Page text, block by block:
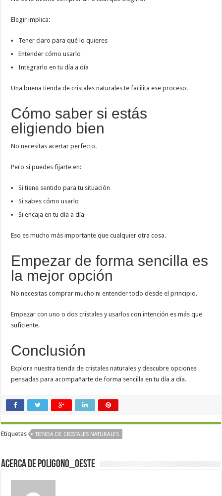
Elegir implica:
Tener claro para qué lo quieres
Entender cómo usarlo
Integrarlo en tu día a día
Una buena tienda de cristales naturales te facilita ese proceso.
Cómo saber si estás
eligiendo bien
No necesitas acertar perfecto.
Pero sí puedes fijarte en:
Si tiene sentido para tu situación
Si sabes cómo usarlo
Si encaja en tu día a día
Eso es mucho más importante que cualquier otra cosa.
Empezar de forma sencilla es
la mejor opción
No necesitas comprar mucho ni entender todo desde el principio.
Empezar con uno o dos cristales y usarlos con intención es más que
suficiente.
Conclusión
Explora nuestra tienda de cristales naturales y descubre opciones
pensadas para acompañarte de forma sencilla en tu día a día.
Etiquetas TIENDA DE CRISTALES NATURALES
Acerca de poligono_oeste